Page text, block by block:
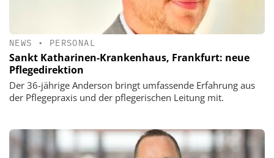
NEWS • PERSONAL
Sankt Katharinen-Krankenhaus, Frankfurt: neue
Pflegedirektion
Der 36-jährige Anderson bringt umfassende Erfahrung aus
der Pflegepraxis und der pflegerischen Leitung mit.